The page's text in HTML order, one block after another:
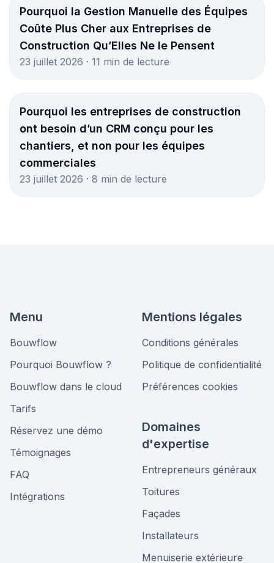
Pourquoi la Gestion Manuelle des Équipes
Coûte Plus Cher aux Entreprises de
Construction Qu’Elles Ne le Pensent
23 juillet 2026 · 11 min de lecture
Pourquoi les entreprises de construction
ont besoin d’un CRM conçu pour les
chantiers, et non pour les équipes
commerciales
23 juillet 2026 · 8 min de lecture
Menu
Bouwflow
Pourquoi Bouwflow ?
Bouwflow dans le cloud
Tarifs
Réservez une démo
Témoignages
FAQ
Intégrations
Mentions légales
Conditions générales
Politique de confidentialité
Préférences cookies
Domaines
d'expertise
Entrepreneurs généraux
Toitures
Façades
Installateurs
Menuiserie extérieure